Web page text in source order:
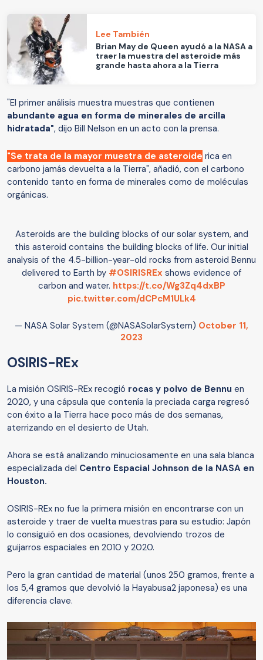
Lee También
Brian May de Queen ayudó a la NASA a
traer la muestra del asteroide más
grande hasta ahora a la Tierra
"El primer análisis muestra muestras que contienen
abundante agua en forma de minerales de arcilla
hidratada", dijo Bill Nelson en un acto con la prensa.
"Se trata de la mayor muestra de asteroide rica en
carbono jamás devuelta a la Tierra", añadió, con el carbono
contenido tanto en forma de minerales como de moléculas
orgánicas.
Asteroids are the building blocks of our solar system, and
this asteroid contains the building blocks of life. Our initial
analysis of the 4.5-billion-year-old rocks from asteroid Bennu
delivered to Earth by #OSIRISREx shows evidence of
carbon and water. https://t.co/Wg3Zq4dxBP
pic.twitter.com/dCPcM1ULk4
— NASA Solar System (@NASASolarSystem) October 11,
2023
OSIRIS-REx
La misión OSIRIS-REx recogió rocas y polvo de Bennu en
2020, y una cápsula que contenía la preciada carga regresó
con éxito a la Tierra hace poco más de dos semanas,
aterrizando en el desierto de Utah.
Ahora se está analizando minuciosamente en una sala blanca
especializada del Centro Espacial Johnson de la NASA en
Houston.
OSIRIS-REx no fue la primera misión en encontrarse con un
asteroide y traer de vuelta muestras para su estudio: Japón
lo consiguió en dos ocasiones, devolviendo trozos de
guijarros espaciales en 2010 y 2020.
Pero la gran cantidad de material (unos 250 gramos, frente a
los 5,4 gramos que devolvió la Hayabusa2 japonesa) es una
diferencia clave.